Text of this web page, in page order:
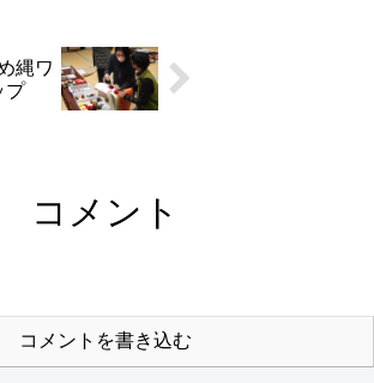
縄ワ
プ
コメント
コメントを書き込む